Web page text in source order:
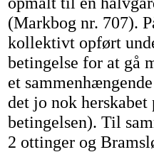
(Markbog nr. 707).
kollektivt opført
betingelse for at gå
et
det jo nok
betingelsen). Til
2 ottinger og